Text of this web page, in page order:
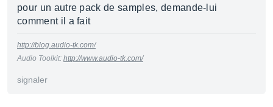
pour un autre pack de samples, demande-lui
comment il a fait
http://blog.audio-tk.com/
Audio Toolkit: http://www.audio-tk.com/
signaler